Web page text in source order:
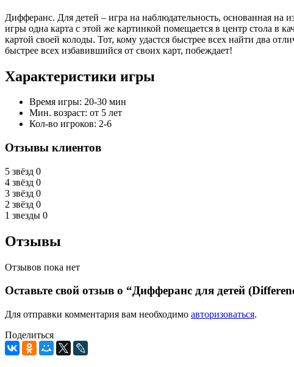
Дифферанс. Для детей – игра на наблюдательность, основанная
игры одна карта с этой же картинкой помещается в центр стола в
картой своей колоды. Тот, кому удастся быстрее всех найти два
быстрее всех избавившийся от своих карт, побеждает!
Характеристики игры
Время игры: 20-30 мин
Мин. возраст: от 5 лет
Кол-во игроков: 2-6
Отзывы клиентов
5 звёзд 0
4 звёзд 0
3 звёзд 0
2 звёзд 0
1 звезды 0
Отзывы
Отзывов пока нет
Оставьте свой отзыв о “Дифферанс для детей
Для отправки комментария вам необходимо авторизоваться.
Поделиться